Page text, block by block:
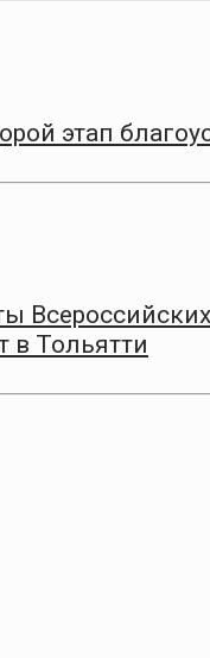
этап
в Тольятти